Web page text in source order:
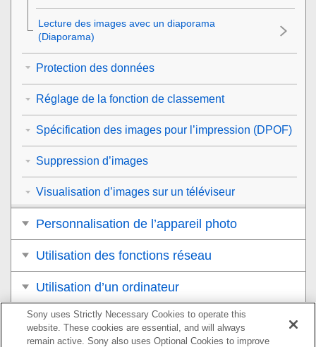
Lecture des images avec un diaporama
(Diaporama)
Protection des données
Réglage de la fonction de classement
Spécification des images pour l’impression (DPOF)
Suppression d’images
Visualisation d’images sur un téléviseur
Personnalisation de l’appareil photo
Utilisation des fonctions réseau
Utilisation d’un ordinateur
Liste des éléments du MENU
Sony uses Strictly Necessary Cookies to operate this
website. These cookies are essential, and will always
remain active. Sony also uses Optional Cookies to improve